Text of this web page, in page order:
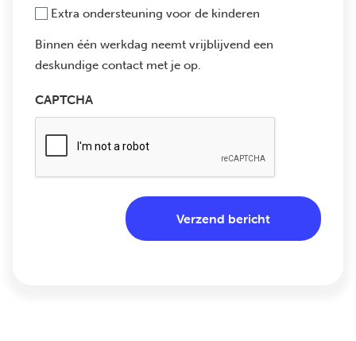
Extra ondersteuning voor de kinderen
Binnen één werkdag neemt vrijblijvend een
deskundige contact met je op.
CAPTCHA